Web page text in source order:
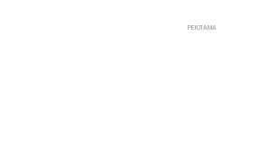
РЕКЛАМА